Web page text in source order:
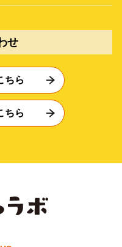
せ
ちら
ちら